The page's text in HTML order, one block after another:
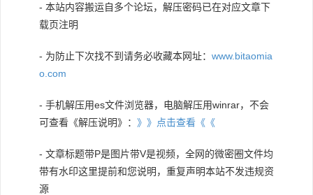
- 本站内容搬运自多个论坛，解压密码已在对应文章下
载页注明
- 为防止下次找不到请务必收藏本网址： www.bitaomia
o.com
- 手机解压用es文件浏览器，电脑解压用winrar，不会
可查看《解压说明》： 》》点击查看《《
- 文章标题带P是图片带V是视频，全网的微密圈文件均
带有水印这里提前和您说明，重复声明本站不发违规资
源